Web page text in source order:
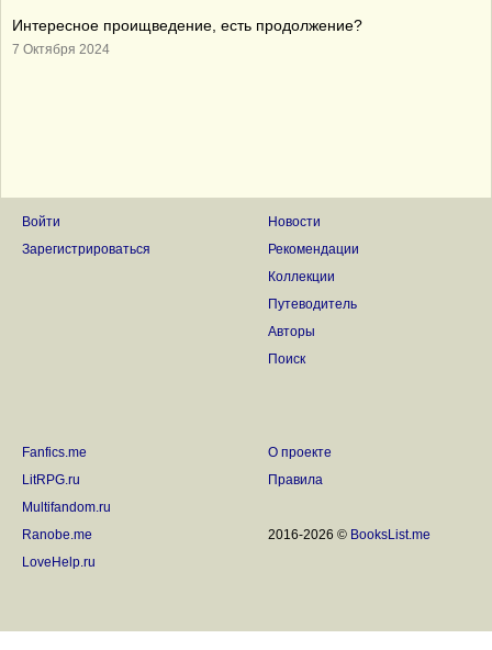
Интересное проищведение, есть продолжение?
7 Октября 2024
Войти
Зарегистрироваться
Новости
Рекомендации
Коллекции
Путеводитель
Авторы
Поиск
Fanfics.me
LitRPG.ru
Multifandom.ru
Ranobe.me
LoveHelp.ru
О проекте
Правила
2016-2026 © BooksList.me